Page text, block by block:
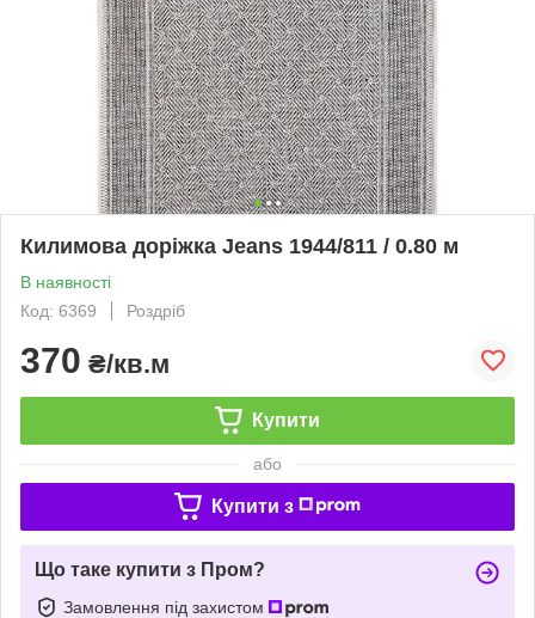
Килимова доріжка Jeans 1944/811 / 0.80 м
В наявності
Код: 6369
Роздріб
370 ₴/кв.м
Купити
або
Купити з
Що таке купити з Пром?
Замовлення під захистом